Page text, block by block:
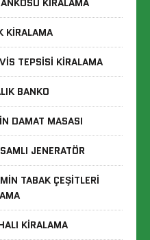
KIRALAMA
KIRALAMA
TEPSISI KIRALAMA
BANKO
DAMAT MASASI
JENERATÖR
TABAK ÇEŞITLERI
KIRALAMA